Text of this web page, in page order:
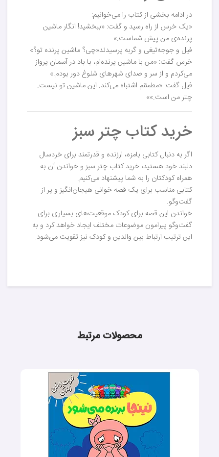
در ادامه بخشی از کتاب را می‌خوانیم:
«یک خرس از راه رسید و گفت: «ببخشید! انگار ماشین
پرنده‌ی من پیش شماست.»
فیل و جوجه‌تیغی و گربه پرسیدند«چی؟ ماشین پرنده تو؟»
خرس گفت: «من با ماشین پرنده‌ام، با باد در آسمان پرواز
می‌کردم و از سر و صدای شهرهای شلوغ دور بودم.»
فیل گفت: «مطمئنم اشتباه می‌کند. این ماشین تو نیست.
چتر من است.»»
خرید کتاب چتر سبز
اگر به دنبال کتابی بامزه، ارزنده و قدرتمند برای خردسال
دلبند خود هستید، خرید کتاب چتر سبز و خواندن آن به
همراه کودکتان را به شما پیشنهاد می‌کنیم.
کتابی مناسب برای یک قصه خوانی هیجان‌انگیز و پر از
گفت‌وگو.
خواندن این قصه برای کودک موقعیت‌های بسیاری برای
گفت‌وگو پیرامون موضوعات مختلف ایجاد خواهد کرد و به
این ترتیب ارتباط بین والدین و کودک نیز تقویت می‌شود.
محصولات مرتبط